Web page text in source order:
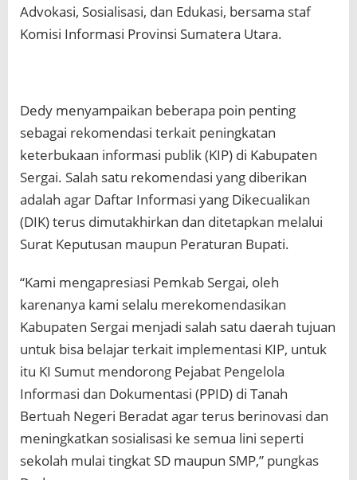
Advokasi, Sosialisasi, dan Edukasi, bersama staf
Komisi Informasi Provinsi Sumatera Utara.
Dedy menyampaikan beberapa poin penting
sebagai rekomendasi terkait peningkatan
keterbukaan informasi publik (KIP) di Kabupaten
Sergai. Salah satu rekomendasi yang diberikan
adalah agar Daftar Informasi yang Dikecualikan
(DIK) terus dimutakhirkan dan ditetapkan melalui
Surat Keputusan maupun Peraturan Bupati.
“Kami mengapresiasi Pemkab Sergai, oleh
karenanya kami selalu merekomendasikan
Kabupaten Sergai menjadi salah satu daerah tujuan
untuk bisa belajar terkait implementasi KIP, untuk
itu KI Sumut mendorong Pejabat Pengelola
Informasi dan Dokumentasi (PPID) di Tanah
Bertuah Negeri Beradat agar terus berinovasi dan
meningkatkan sosialisasi ke semua lini seperti
sekolah mulai tingkat SD maupun SMP,” pungkas